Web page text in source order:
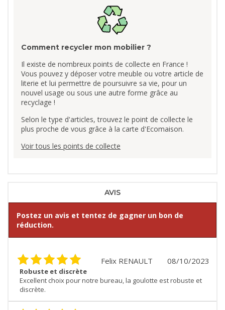
Comment recycler mon mobilier ?
Il existe de nombreux points de collecte en France !
Vous pouvez y déposer votre meuble ou votre article de
literie et lui permettre de poursuivre sa vie, pour un
nouvel usage ou sous une autre forme grâce au
recyclage !
Selon le type d'articles, trouvez le point de collecte le
plus proche de vous grâce à la carte d'Ecomaison.
Voir tous les points de collecte
AVIS
Postez un avis et tentez de gagner un bon de
réduction.
08/10/2023
Felix RENAULT
Robuste et discrète
Excellent choix pour notre bureau, la goulotte est robuste et
discrète.